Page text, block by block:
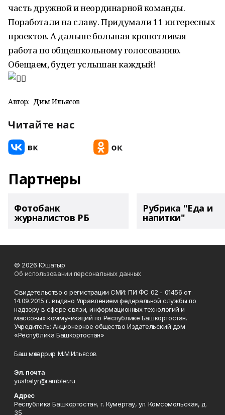
часть дружной и неординарной команды.
Поработали на славу. Придумали 11 интересных
проектов. А дальше большая кропотливая
работа по общешкольному голосованию.
Обещаем, будет услышан каждый!
Автор: Дим Ильясов
Читайте нас
Партнеры
Фотобанк
журналистов РБ
Рубрика "Еда и
напитки"
© 2026 Юшатыр
Об использовании персональных данных
Свидетельство о регистрации СМИ: ПИ ФС 02 - 01456 от
14.09.2015 г. выдано Управлением федеральной службы по
надзору в сфере связи, информационных технологий и
массовых коммуникаций по Республике Башкортостан.
Учредитель: Акционерное общество Издательский дом
«Республика Башкортостан»
Баш мөхәррир М.М.Ильясов
Эл. почта
yushatyr@rambler.ru
Адрес
Республика Башкортостан, г. Кумертау, ул. Комсомольская, д.
35